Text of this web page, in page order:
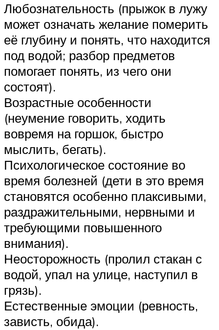
Любознательность (прыжок в лужу
может означать желание померить
её глубину и понять, что находится
под водой; разбор предметов
помогает понять, из чего они
состоят).
Возрастные особенности
(неумение говорить, ходить
вовремя на горшок, быстро
мыслить, бегать).
Психологическое состояние во
время болезней (дети в это время
становятся особенно плаксивыми,
раздражительными, нервными и
требующими повышенного
внимания).
Неосторожность (пролил стакан с
водой, упал на улице, наступил в
грязь).
Естественные эмоции (ревность,
зависть, обида).